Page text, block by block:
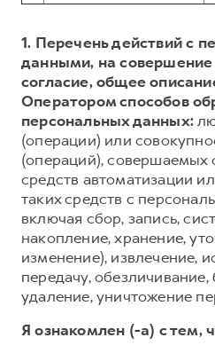
1. Перечень действий с
данными, на совершение
согласие, общее
Оператором способов
персональных данных:
(операции) или
(операций), совершаемых
средств автоматизации
таких средств с
включая сбор, запись,
накопление, хранение,
изменение), извлечение,
передачу,
удаление, уничтожение
Я ознакомлен (-а) с тем,